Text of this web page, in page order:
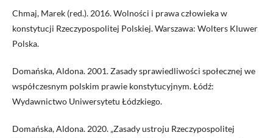
Chmaj, Marek (red.). 2016. Wolności i prawa człowieka w
konstytucji Rzeczypospolitej Polskiej. Warszawa: Wolters Kluwer
Polska.
Domańska, Aldona. 2001. Zasady sprawiedliwości społecznej we
współczesnym polskim prawie konstytucyjnym. Łódź:
Wydawnictwo Uniwersytetu Łódzkiego.
Domańska, Aldona. 2020. „Zasady ustroju Rzeczypospolitej